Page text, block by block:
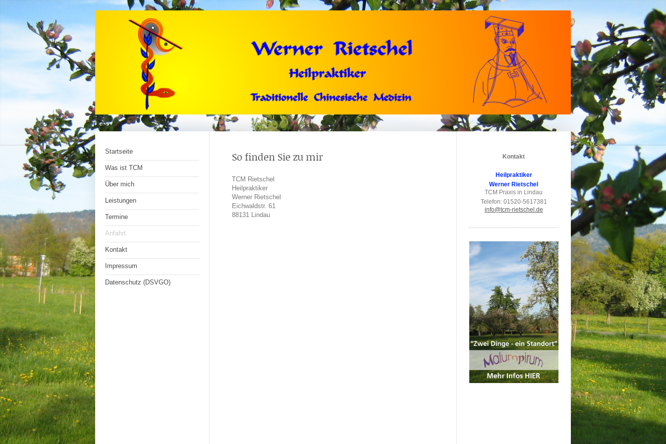
Startseite
Was ist TCM
Über mich
Leistungen
Termine
Anfahrt
Kontakt
Impressum
Datenschutz (DSVGO)
So finden Sie zu mir
TCM Rietschel
Heilpraktiker
Werner Rietschel
Eichwaldstr. 61
88131 Lindau
Kontakt
Heilpraktiker
Werner Rietschel
TCM Praxis in Lindau
Telefon: 01520-5617381
info@tcm-rietschel.de